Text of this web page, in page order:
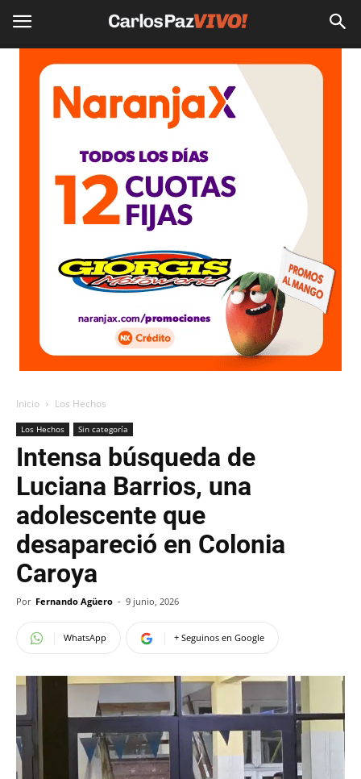
Inicio Los Hechos
Los Hechos Sin categoría
Intensa búsqueda de
Luciana Barrios, una
adolescente que
desapareció en Colonia
Caroya
Por Fernando Agüero - 9 junio, 2026
WhatsApp + Seguinos en Google